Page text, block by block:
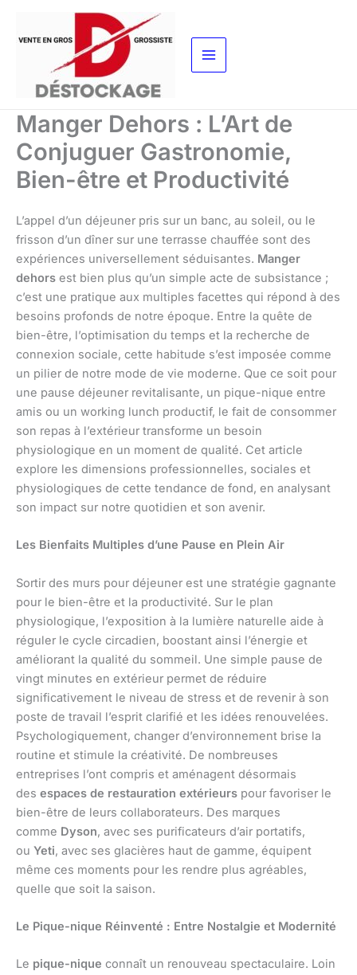
contenu
Manger Dehors : L’Art de
Conjuguer Gastronomie,
Bien-être et Productivité
L’appel d’un déjeuner pris sur un banc, au soleil, ou le
frisson d’un dîner sur une terrasse chauffée sont des
expériences universellement séduisantes. Manger
dehors est bien plus qu’un simple acte de subsistance ;
c’est une pratique aux multiples facettes qui répond à des
besoins profonds de notre époque. Entre la quête de
bien-être, l’optimisation du temps et la recherche de
connexion sociale, cette habitude s’est imposée comme
un pilier de notre mode de vie moderne. Que ce soit pour
une pause déjeuner revitalisante, un pique-nique entre
amis ou un working lunch productif, le fait de consommer
son repas à l’extérieur transforme un besoin
physiologique en un moment de qualité. Cet article
explore les dimensions professionnelles, sociales et
physiologiques de cette tendance de fond, en analysant
son impact sur notre quotidien et son avenir.
Les Bienfaits Multiples d’une Pause en Plein Air
Sortir des murs pour déjeuner est une stratégie gagnante
pour le bien-être et la productivité. Sur le plan
physiologique, l’exposition à la lumière naturelle aide à
réguler le cycle circadien, boostant ainsi l’énergie et
améliorant la qualité du sommeil. Une simple pause de
vingt minutes en extérieur permet de réduire
significativement le niveau de stress et de revenir à son
poste de travail l’esprit clarifié et les idées renouvelées.
Psychologiquement, changer d’environnement brise la
routine et stimule la créativité. De nombreuses
entreprises l’ont compris et aménagent désormais
des espaces de restauration extérieurs pour favoriser le
bien-être de leurs collaborateurs. Des marques
comme Dyson, avec ses purificateurs d’air portatifs,
ou Yeti, avec ses glacières haut de gamme, équipent
même ces moments pour les rendre plus agréables,
quelle que soit la saison.
Le Pique-nique Réinventé : Entre Nostalgie et Modernité
Le pique-nique connaît un renouveau spectaculaire. Loin